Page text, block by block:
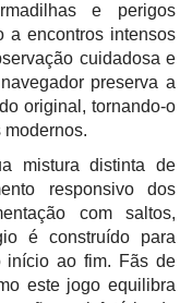
e perigos
a encontros intensos
cuidadosa e
preserva a
original, tornando-o
mistura distinta de
responsivo dos
com saltos,
é construído para
início ao fim. Fãs de
este jogo equilibra